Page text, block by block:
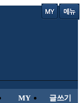
MY 글쓰기